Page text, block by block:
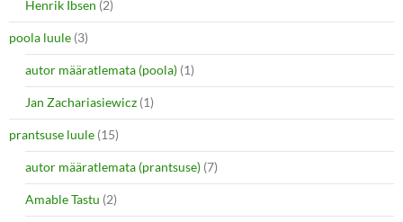
Henrik Ibsen (2)
poola luule (3)
autor määratlemata (poola) (1)
Jan Zachariasiewicz (1)
prantsuse luule (15)
autor määratlemata (prantsuse) (7)
Amable Tastu (2)